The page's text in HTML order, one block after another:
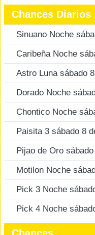
Chances Diarios
Sinuano Noche
Caribeña Noche
Astro Luna sábado
Dorado Noche
Chontico Noche
Paisita 3 sábado 8
Pijao de Oro
Motilon Noche
Pick 3 Noche
Pick 4 Noche